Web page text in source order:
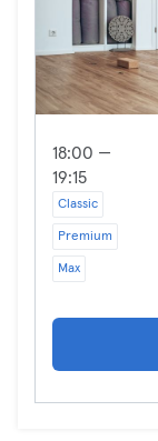
18:00 —
19:15
Classic
Premium
Max